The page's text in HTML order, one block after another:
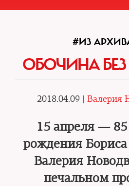
#ИЗ
ОБОЧИНА
2018.04.09 | Валерия
15 апреля — 85
рождения Бориса
Валерия
печальном